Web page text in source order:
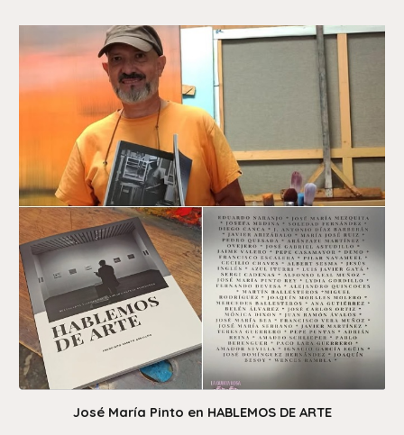
José María Pinto en HABLEMOS DE ARTE